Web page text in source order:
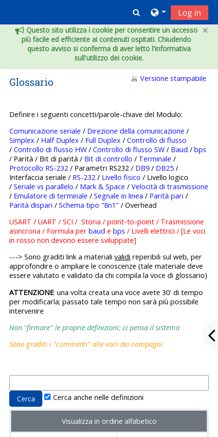
×
Questo sito utilizza i cookie per consentire un accesso
più facile ed efficiente ai contenuti ospitati. Chiudendo
questo avviso si conferma di aver letto l'informativa
sull'utilizzo dei cookie.
Toggle search
Log in
Glossario Versione stampabile
Definire i seguenti concetti/parole-chiave del Modulo:
Comunicazione seriale / Direzione della comunicazione /
Simplex / Half Duplex / Full Duplex /Controllo di flusso
/Controllo di flusso HW /Controllo di flusso SW / Baud /bps
/ Parità / Bit di parità / Bit di controllo / Terminale /
Protocollo RS-232 / Parametri RS232 / DB9 / DB25 /
Interfaccia seriale / RS-232 / Livello fisico / Livello logico
/Seriale vs parallelo / Mark & Space /Velocità di trasmissione
/ Emulatore di terminale /Segnale in linea / Parità pari /
Parità dispari /Schema tipo "8n1" / Overhead
USART / UART / SCI / Storia / point-to-point / Trasmissione
asincrona / Formula perbaud ebps / Livelli elettrici / [Le voci
in rosso non devono essere sviluppate]
---> Sono graditi link a materialivalidi reperibili sul web, per
approfondire o ampliare le conoscenze (tale materiale deve
essere valutato e validato da chi compila la voce di glossario)
ATTENZIONE: una volta creata una voce avete 30' di tempo
per modificarla; passato tale tempo non sarà più possibile
intervenire
Non "firmare" le proprie definizioni; ci pensa il sistema
Sono graditi i "commenti" alle voci dei compagni
Cerca anche nelle definizioni
Visualizza in ordine alfabetico